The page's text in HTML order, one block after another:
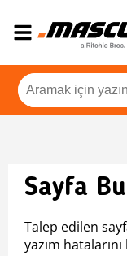
Sayfa
Talep edilen
yazım